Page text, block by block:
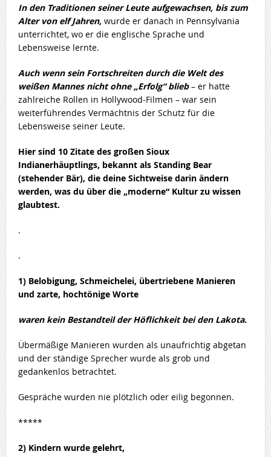
In den Traditionen seiner Leute aufgewachsen, bis zum
Alter von elf Jahren, wurde er danach in Pennsylvania
unterrichtet, wo er die englische Sprache und
Lebensweise lernte.
Auch wenn sein Fortschreiten durch die Welt des
weißen Mannes nicht ohne „Erfolg“ blieb– er hatte
zahlreiche Rollen in Hollywood-Filmen – war sein
weiterführendes Vermächtnis der Schutz für die
Lebensweise seiner Leute.
Hier sind 10 Zitate des großen Sioux
Indianerhäuptlings, bekannt als Standing Bear
(stehender Bär), die deine Sichtweise darin ändern
werden, was du über die „moderne“ Kultur zu wissen
glaubtest.
.
.
1) Belobigung, Schmeichelei, übertriebene Manieren
und zarte, hochtönige Worte
waren kein Bestandteil der Höflichkeit bei den Lakota.
Übermäßige Manieren wurden als unaufrichtig abgetan
und der ständige Sprecher wurde als grob und
gedankenlos betrachtet.
Gespräche wurden nie plötzlich oder eilig begonnen.
*****
2) Kindern wurde gelehrt,